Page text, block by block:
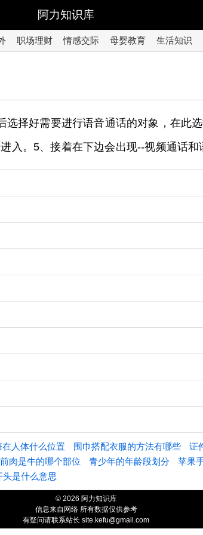
阿力知识库
职场理财 情感交际 母婴教育 生活知识
择好需要进行语音通话的对象，在此
。5、接着在下边会出现--视频通话和
在人体什么位置 围巾搭配衣服的方法有哪些 证
肉是牛的哪个部位 青少年的年龄段划分 苹果
头是什么意思
© 2026 阿力知识库
信息来自网络 所有数据仅供参考
有疑问请联系站长 site.kefu@gmail.com